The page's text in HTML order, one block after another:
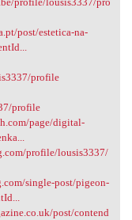
post/estetica-na-
profile
profile
page/digital-
profile/lousis3337/
single-post/pigeon-
post/contend